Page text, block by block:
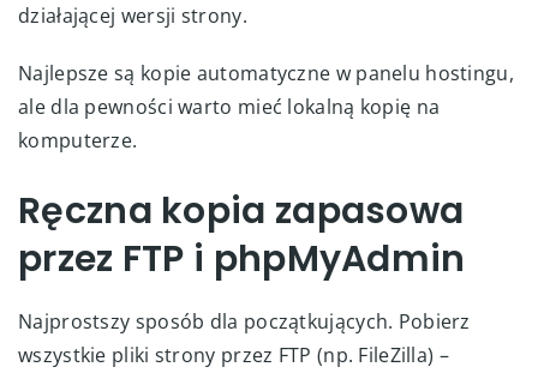
działającej wersji strony.
Najlepsze są kopie automatyczne w panelu hostingu,
ale dla pewności warto mieć lokalną kopię na
komputerze.
Ręczna kopia zapasowa
przez FTP i phpMyAdmin
Najprostszy sposób dla początkujących. Pobierz
wszystkie pliki strony przez FTP (np. FileZilla) –